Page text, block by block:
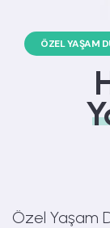
ÖZEL YAŞAM
Özel Yaşam